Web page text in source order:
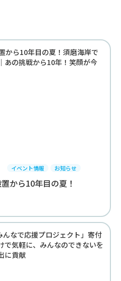
イベント情報 お知らせ
から10年目の夏！